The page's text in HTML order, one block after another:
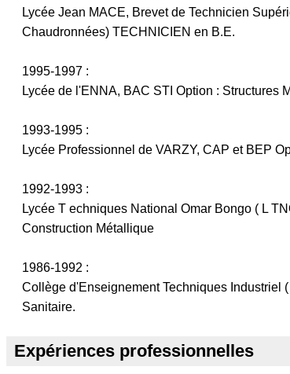
Lycée Jean MACE, Brevet de Technicien
Chaudronnées) TECHNICIEN en B.E.
1995-1997 :
Lycée de l'ENNA, BAC STI Option : Structures
1993-1995 :
Lycée Professionnel de VARZY, CAP et BEP
1992-1993 :
Lycée T echniques National Omar Bongo ( L
Construction Métallique
1986-1992 :
Collège d'Enseignement Techniques Industriel
Sanitaire.
Expériences professionnelles